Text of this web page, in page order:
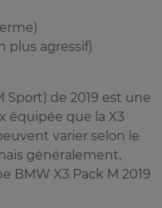
plus agressif)
Sport) de 2019 est une
équipée que la X3
varier selon le
généralement,
BMW X3 Pack M 2019